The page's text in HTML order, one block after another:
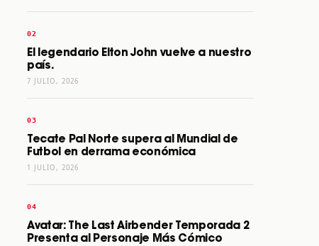
El legendario Elton John vuelve a nuestro
país.
7 JULIO, 2026
Tecate Pal Norte supera al Mundial de
Futbol en derrama económica
1 JULIO, 2026
Avatar: The Last Airbender Temporada 2
Presenta al Personaje Más Cómico